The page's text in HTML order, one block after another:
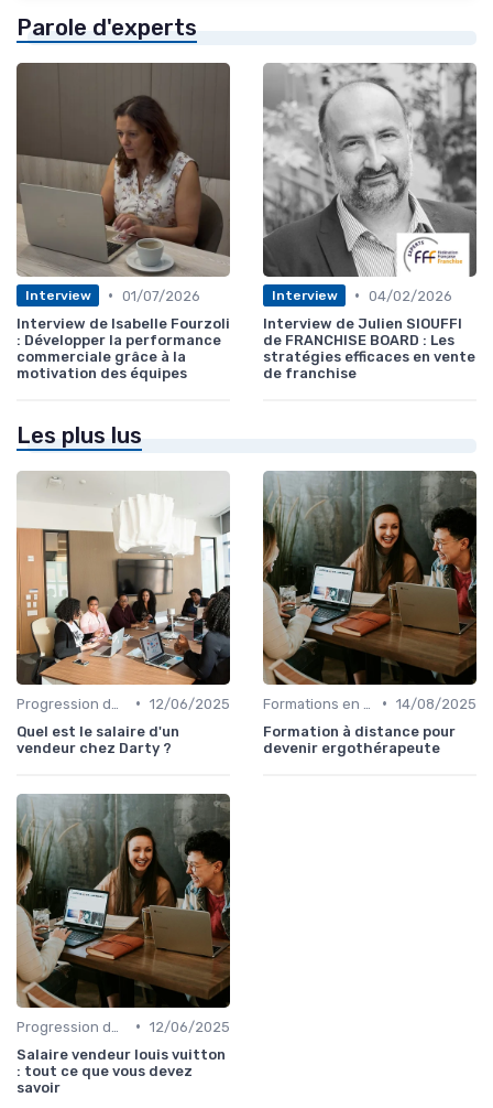
Parole d'experts
Interview • 01/07/2026
Interview de Isabelle Fourzoli
: Développer la performance
commerciale grâce à la
motivation des équipes
Interview • 04/02/2026
Interview de Julien SIOUFFI
de FRANCHISE BOARD : Les
stratégies efficaces en vente
de franchise
Les plus lus
• 12/06/2025
Quel est le salaire d'un
vendeur chez Darty ?
• 14/08/2025
Formation à distance pour
devenir ergothérapeute
• 12/06/2025
Salaire vendeur louis vuitton
: tout ce que vous devez
savoir